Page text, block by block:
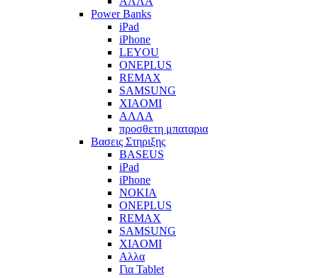
Power Banks
iPad
iPhone
LEYOU
ONEPLUS
REMAX
SAMSUNG
XIAOMI
ΑΛΛΑ
προσθετη μπαταρια
Βασεις Στηριξης
BASEUS
iPad
iPhone
NOKIA
ONEPLUS
REMAX
SAMSUNG
XIAOMI
Αλλα
Για Tablet